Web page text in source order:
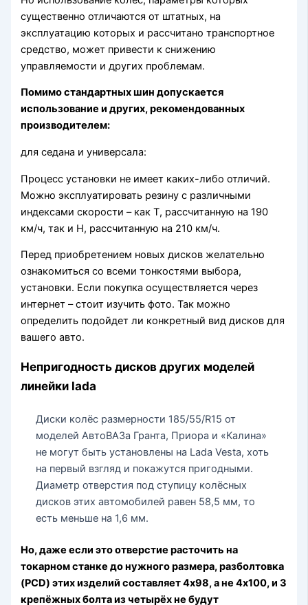
существенно отличаются от штатных, на
эксплуатацию которых и рассчитано транспортное
средство, может привести к снижению
управляемости и других проблемам.
Помимо стандартных шин допускается
использование и других, рекомендованных
производителем:
для седана и универсала:
Процесс установки не имеет каких-либо отличий.
Можно эксплуатировать резину с различными
индексами скорости – как Т, рассчитанную на 190
км/ч, так и Н, рассчитанную на 210 км/ч.
Перед приобретением новых дисков желательно
ознакомиться со всеми тонкостями выбора,
установки. Если покупка осуществляется через
интернет – стоит изучить фото. Так можно
определить подойдет ли конкретный вид дисков для
вашего авто.
Непригодность дисков других моделей
линейки lada
Диски колёс размерности 185/55/R15 от
моделей АвтоВАЗа Гранта, Приора и «Калина»
не могут быть установлены на Lada Vesta, хоть
на первый взгляд и покажутся пригодными.
Диаметр отверстия под ступицу колёсных
дисков этих автомобилей равен 58,5 мм, то
есть меньше на 1,6 мм.
Но, даже если это отверстие расточить на
токарном станке до нужного размера, разболтовка
(PCD) этих изделий составляет 4х98, а не 4х100, и 3
крепёжных болта из четырёх не будут